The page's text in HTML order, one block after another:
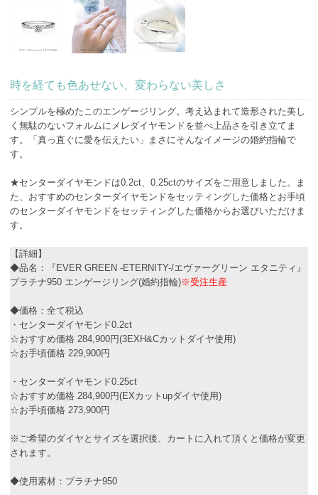
時を経ても色あせない、変わらない美しさ
シンプルを極めたこのエンゲージリング。考え込まれて造形された美し
く無駄のないフォルムにメレダイヤモンドを並べ上品さを引き立てま
す。「真っ直ぐに愛を伝えたい」まさにそんなイメージの婚約指輪で
す。
★センターダイヤモンドは0.2ct、0.25ctのサイズをご用意しました。ま
た、おすすめのセンターダイヤモンドをセッティングした価格とお手頃
のセンターダイヤモンドをセッティングした価格からお選びいただけま
す。
【詳細】
◆品名：『EVER GREEN -ETERNITY-/エヴァーグリーン エタニティ』
プラチナ950 エンゲージリング(婚約指輪)※受注生産
◆価格：全て税込
・センターダイヤモンド0.2ct
☆おすすめ価格 284,900円(3EXH&Cカットダイヤ使用)
☆お手頃価格 229,900円
・センターダイヤモンド0.25ct
☆おすすめ価格 284,900円(EXカットupダイヤ使用)
☆お手頃価格 273,900円
※ご希望のダイヤとサイズを選択後、カートに入れて頂くと価格が変更
されます。
◆使用素材：プラチナ950